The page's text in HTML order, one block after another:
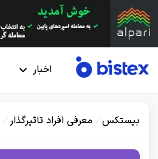
اخبار
بیستکس معرفی افراد تاثیرگذار